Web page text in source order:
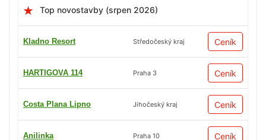
Top novostavby (srpen 2026)
Kladno Resort Středočeský kraj Ceník
HARTIGOVA 114 Praha 3 Ceník
Costa Plana Lipno Jihočeský kraj Ceník
Anilinka Praha 10 Ceník